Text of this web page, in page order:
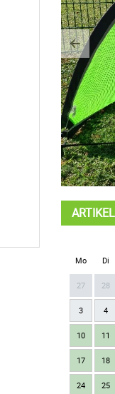
Mo Di
27 28
3 4
10 11
17 18
24 25